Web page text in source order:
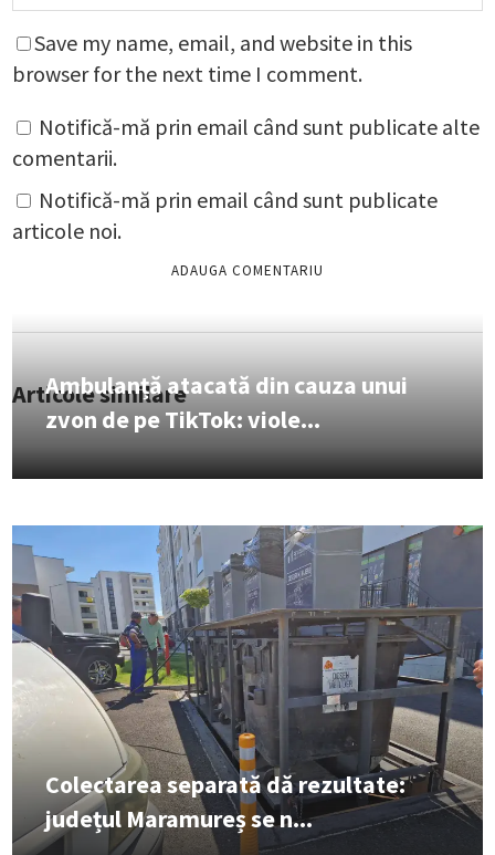
Save my name, email, and website in this
browser for the next time I comment.
Notifică-mă prin email când sunt publicate alte
comentarii.
Notifică-mă prin email când sunt publicate
articole noi.
Articole similare
Ambulanță atacată din cauza unui
zvon de pe TikTok: viole...
Colectarea separată dă rezultate:
județul Maramureș se n...